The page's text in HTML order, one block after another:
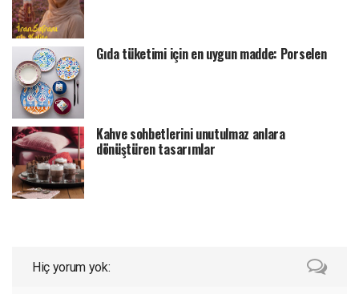
Gıda tüketimi için en uygun madde: Porselen
Kahve sohbetlerini unutulmaz anlara
dönüştüren tasarımlar
Hiç yorum yok: